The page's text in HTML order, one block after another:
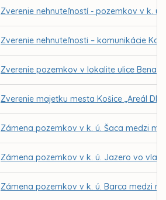
Zverenie nehnuteľností - pozemkov v k.
Zverenie nehnuteľnosti – komunikácie
Zverenie pozemkov v lokalite ulice
Zverenie majetku mesta Košice „Areál
Zámena pozemkov v k. ú. Šaca medzi
Zámena pozemkov v k. ú. Jazero vo
Zámena pozemkov v k. ú. Barca medzi